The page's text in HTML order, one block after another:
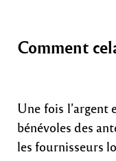
Comment
Une fois l’argent
bénévoles des
les fournisseurs